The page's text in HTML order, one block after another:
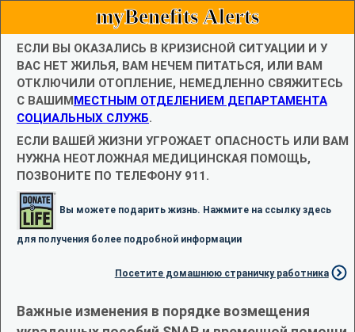
myBenefits Alerts
ЕСЛИ ВЫ ОКАЗАЛИСЬ В КРИЗИСНОЙ СИТУАЦИИ И У
ВАС НЕТ ЖИЛЬЯ, ВАМ НЕЧЕМ ПИТАТЬСЯ, ИЛИ ВАМ
ОТКЛЮЧИЛИ ОТОПЛЕНИЕ, НЕМЕДЛЕННО СВЯЖИТЕСЬ
С ВАШИММЕСТНЫМ ОТДЕЛЕНИЕМ ДЕПАРТАМЕНТА
СОЦИАЛЬНЫХ СЛУЖБ.
ЕСЛИ ВАШЕЙ ЖИЗНИ УГРОЖАЕТ ОПАСНОСТЬ ИЛИ ВАМ
НУЖНА НЕОТЛОЖНАЯ МЕДИЦИНСКАЯ ПОМОЩЬ,
ПОЗВОНИТЕ ПО ТЕЛЕФОНУ 911.
Вы можете подарить жизнь. Нажмите на ссылку здесь
для получения более подробной информации
Посетите домашнюю страничку работника
Важные изменения в порядке возмещения